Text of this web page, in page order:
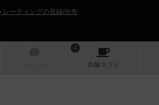
レーティングの登録/分布
1
店舗/カフェ